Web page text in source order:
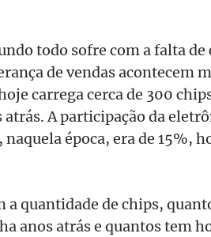
todo sofre com a falta de
de vendas acontecem
carrega cerca de 300
A participação da
época, era de 15%,
a quantidade de chips,
anos atrás e quantos tem